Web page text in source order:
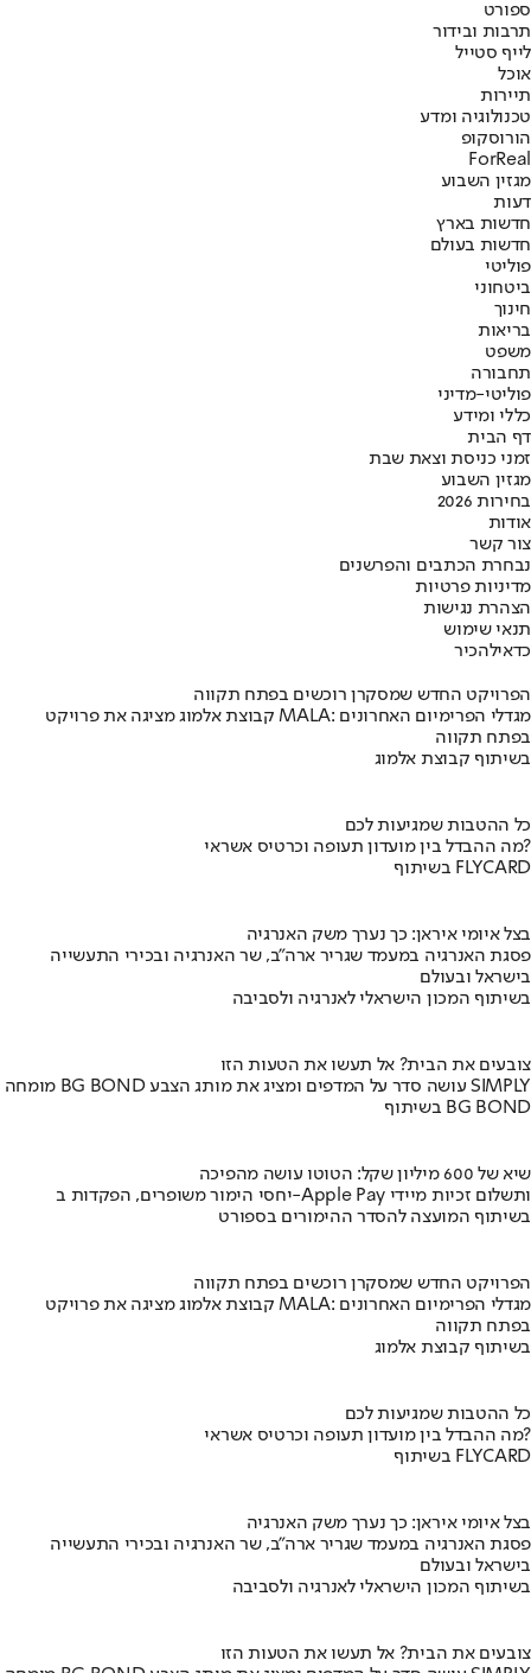
ספורט
תרבות ובידור
לייף סטייל
אוכל
תיירות
טכנולוגיה ומדע
הורוסקופ
ForReal
מגזין השבוע
דעות
חדשות בארץ
חדשות בעולם
פוליטי
ביטחוני
חינוך
בריאות
משפט
תחבורה
פוליטי-מדיני
כללי ומידע
דף הבית
זמני כניסת וצאת שבת
מגזין השבוע
בחירות 2026
אודות
צור קשר
נבחרת הכתבים והפרשנים
מדיניות פרטיות
הצהרת נגישות
תנאי שימוש
כדאילהכיר
הפרויקט החדש שמסקרן רוכשים בפתח תקווה
קבוצת אלמוג מציגה את פרויקט MALA: מגדלי הפרימיום האחרונים
בפתח תקווה
בשיתוף קבוצת אלמוג
כל ההטבות שמגיעות לכם
מה ההבדל בין מועדון תעופה וכרטיס אשראי?
בשיתוף FLYCARD
בצל איומי איראן: כך נערך משק האנרגיה
פסגת האנרגיה במעמד שגריר ארה"ב, שר האנרגיה ובכירי התעשייה
בישראל ובעולם
בשיתוף המכון הישראלי לאנרגיה ולסביבה
צובעים את הבית? אל תעשו את הטעות הזו
מומחה BG BOND עושה סדר על המדפים ומציג את מותג הצבע SIMPLY
בשיתוף BG BOND
שיא של 600 מיליון שקל: הטוטו עושה מהפיכה
יחסי הימור משופרים, הפקדות ב-Apple Pay ותשלום זכיות מיידי
בשיתוף המועצה להסדר ההימורים בספורט
הפרויקט החדש שמסקרן רוכשים בפתח תקווה
קבוצת אלמוג מציגה את פרויקט MALA: מגדלי הפרימיום האחרונים
בפתח תקווה
בשיתוף קבוצת אלמוג
כל ההטבות שמגיעות לכם
מה ההבדל בין מועדון תעופה וכרטיס אשראי?
בשיתוף FLYCARD
בצל איומי איראן: כך נערך משק האנרגיה
פסגת האנרגיה במעמד שגריר ארה"ב, שר האנרגיה ובכירי התעשייה
בישראל ובעולם
בשיתוף המכון הישראלי לאנרגיה ולסביבה
צובעים את הבית? אל תעשו את הטעות הזו